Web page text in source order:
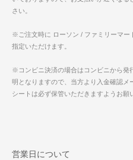
さい。
※ご注文時に ローソン / ファミリーマー
指定いただけます。
※コンビニ決済の場合はコンビニから発
明となりますので、当方より入金確認
シートは必ず保管いただきますようお願
営業日について